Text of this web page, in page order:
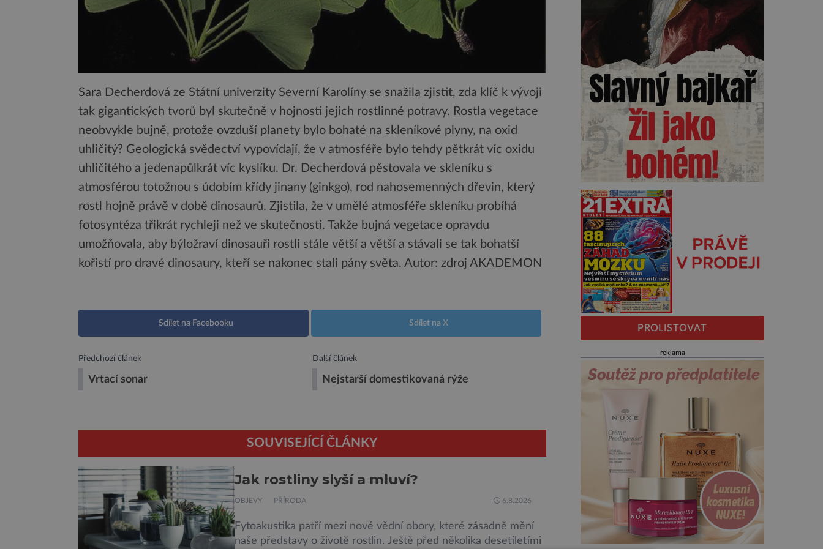
Sara Decherdová ze Státní univerzity Severní Karolíny se snažila zjistit, zda klíč k vývoji
tak gigantických tvorů byl skutečně v hojnosti jejich rostlinné potravy. Rostla vegetace
neobvykle bujně, protože ovzduší planety bylo bohaté na skleníkové plyny, na oxid
uhličitý? Geologická svědectví vypovídají, že v atmosféře bylo tehdy pětkrát víc oxidu
uhličitého a jedenapůlkrát víc kyslíku. Dr. Decherdová pěstovala ve skleníku s
atmosférou totožnou s údobím křídy jinany (ginkgo), rod nahosemenných dřevin, který
rostl hojně právě v době dinosaurů. Zjistila, že v umělé atmosféře skleníku probíhá
fotosyntéza třikrát rychleji než ve skutečnosti. Takže bujná vegetace opravdu
umožňovala, aby býložraví dinosauři rostli stále větší a větší a stávali se tak bohatší
kořistí pro dravé dinosaury, kteří se nakonec stali pány světa. Autor: zdroj AKADEMON
Sdílet na Facebooku Sdílet na X
Předchozí článek
Vrtací sonar
Další článek
Nejstarší domestikovaná rýže
SOUVISEJÍCÍ ČLÁNKY
Jak rostliny slyší a mluví?
OBJEVY PŘÍRODA 6.8.2026
Fytoakustika patří mezi nové vědní obory, které zásadně mění
naše představy o životě rostlin. Ještě před několika desetiletími
PROLISTOVAT
reklama